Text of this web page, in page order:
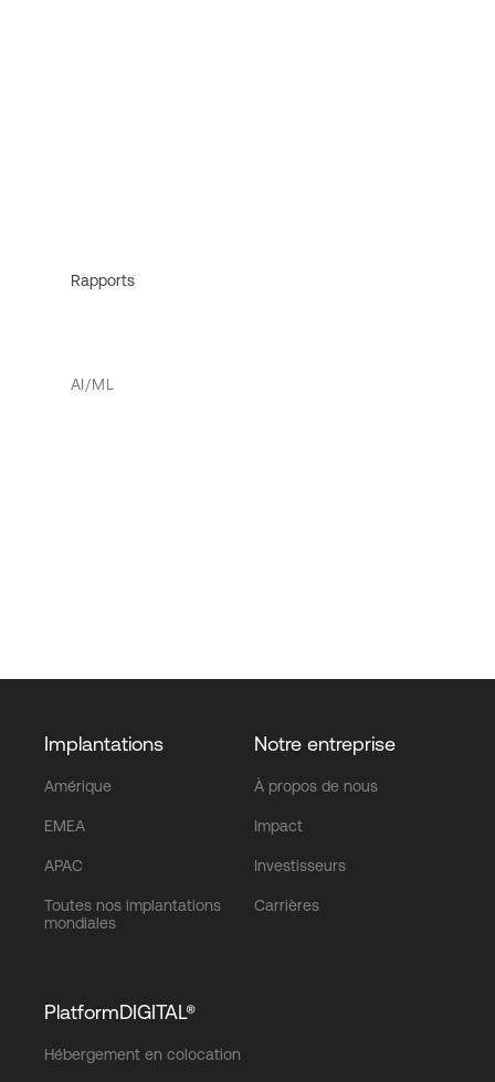
Rapports
AI/ML
Implantations
Amérique
EMEA
APAC
Toutes nos implantations
mondiales
Notre entreprise
À propos de nous
Impact
Investisseurs
Carrières
PlatformDIGITAL®
Hébergement en colocation